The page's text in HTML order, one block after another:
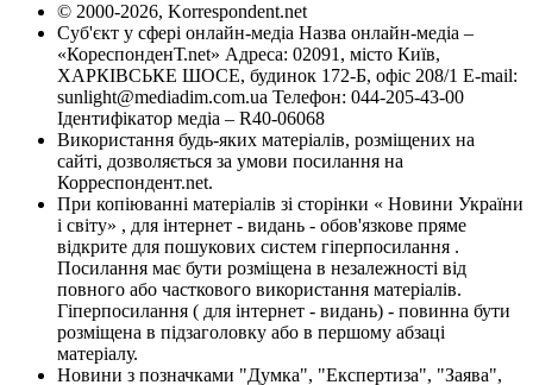
© 2000-2026, Korrespondent.net
Суб'єкт у сфері онлайн-медіа Назва онлайн-медіа –
«КореспонденТ.net» Адреса: 02091, місто Київ,
ХАРКІВСЬКЕ ШОСЕ, будинок 172-Б, офіс 208/1 E-mail:
sunlight@mediadim.com.ua Телефон: 044-205-43-00
Ідентифікатор медіа – R40-06068
Використання будь-яких матеріалів, розміщених на
сайті, дозволяється за умови посилання на
Корреспондент.net.
При копіюванні матеріалів зі сторінки « Новини України
і світу» , для інтернет - видань - обов'язкове пряме
відкрите для пошукових систем гіперпосилання .
Посилання має бути розміщена в незалежності від
повного або часткового використання матеріалів.
Гіперпосилання ( для інтернет - видань) - повинна бути
розміщена в підзаголовку або в першому абзаці
матеріалу.
Новини з позначками "Думка", "Експертиза", "Заява",